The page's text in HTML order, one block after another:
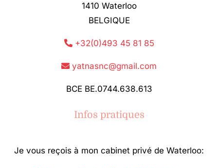
1410 Waterloo
BELGIQUE
+32(0)493 45 81 85
yatnasnc@gmail.com
BCE BE.0744.638.613
Infos pratiques
Je vous reçois à mon cabinet privé de Waterloo: